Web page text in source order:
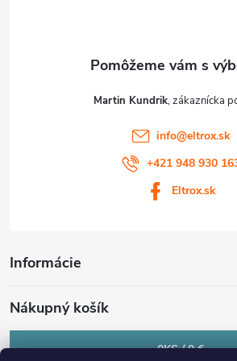
Martin Kundrik
info@eltrox.sk
+421 948 930
Eltrox.sk
Informácie
Nákupný košík
0KS /0 €